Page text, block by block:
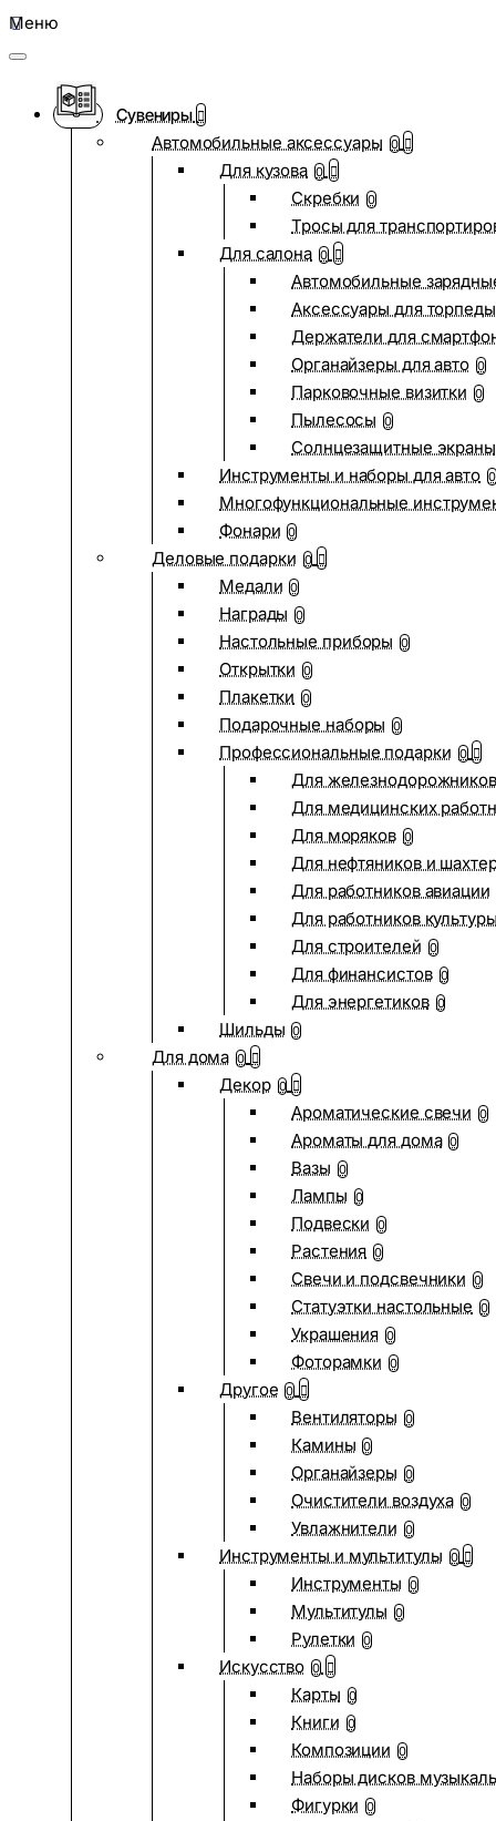
Меню
Сувениры
Автомобильные аксессуары 0
Для кузова 0
Скребки 0
Тросы для
Для салона 0
Автомобильные
Аксессуары для
Держатели для
Органайзеры для авто 0
Парковочные визитки 0
Пылесосы 0
Солнцезащитные экраны
Инструменты и наборы для авто 0
Многофункциональные
Фонари 0
Деловые подарки 0
Медали 0
Награды 0
Настольные приборы 0
Открытки 0
Плакетки 0
Подарочные наборы 0
Профессиональные подарки 0
Для железнодорожников
Для медицинских
Для моряков 0
Для нефтяников и
Для работников авиации
Для работников
Для строителей 0
Для финансистов 0
Для энергетиков 0
Шильды 0
Для дома 0
Декор 0
Ароматические свечи 0
Ароматы для дома 0
Вазы 0
Лампы 0
Подвески 0
Растения 0
Свечи и подсвечники 0
Статуэтки настольные 0
Украшения 0
Фоторамки 0
Другое 0
Вентиляторы 0
Камины 0
Органайзеры 0
Очистители воздуха 0
Увлажнители 0
Инструменты и мультитулы 0
Инструменты 0
Мультитулы 0
Рулетки 0
Искусство 0
Карты 0
Книги 0
Композиции 0
Наборы дисков
Фигурки 0